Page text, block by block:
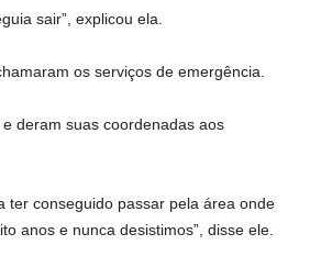
sair”, explicou ela.
os serviços de emergência.
deram suas coordenadas aos
ter conseguido passar pela área onde
anos e nunca desistimos”, disse ele.